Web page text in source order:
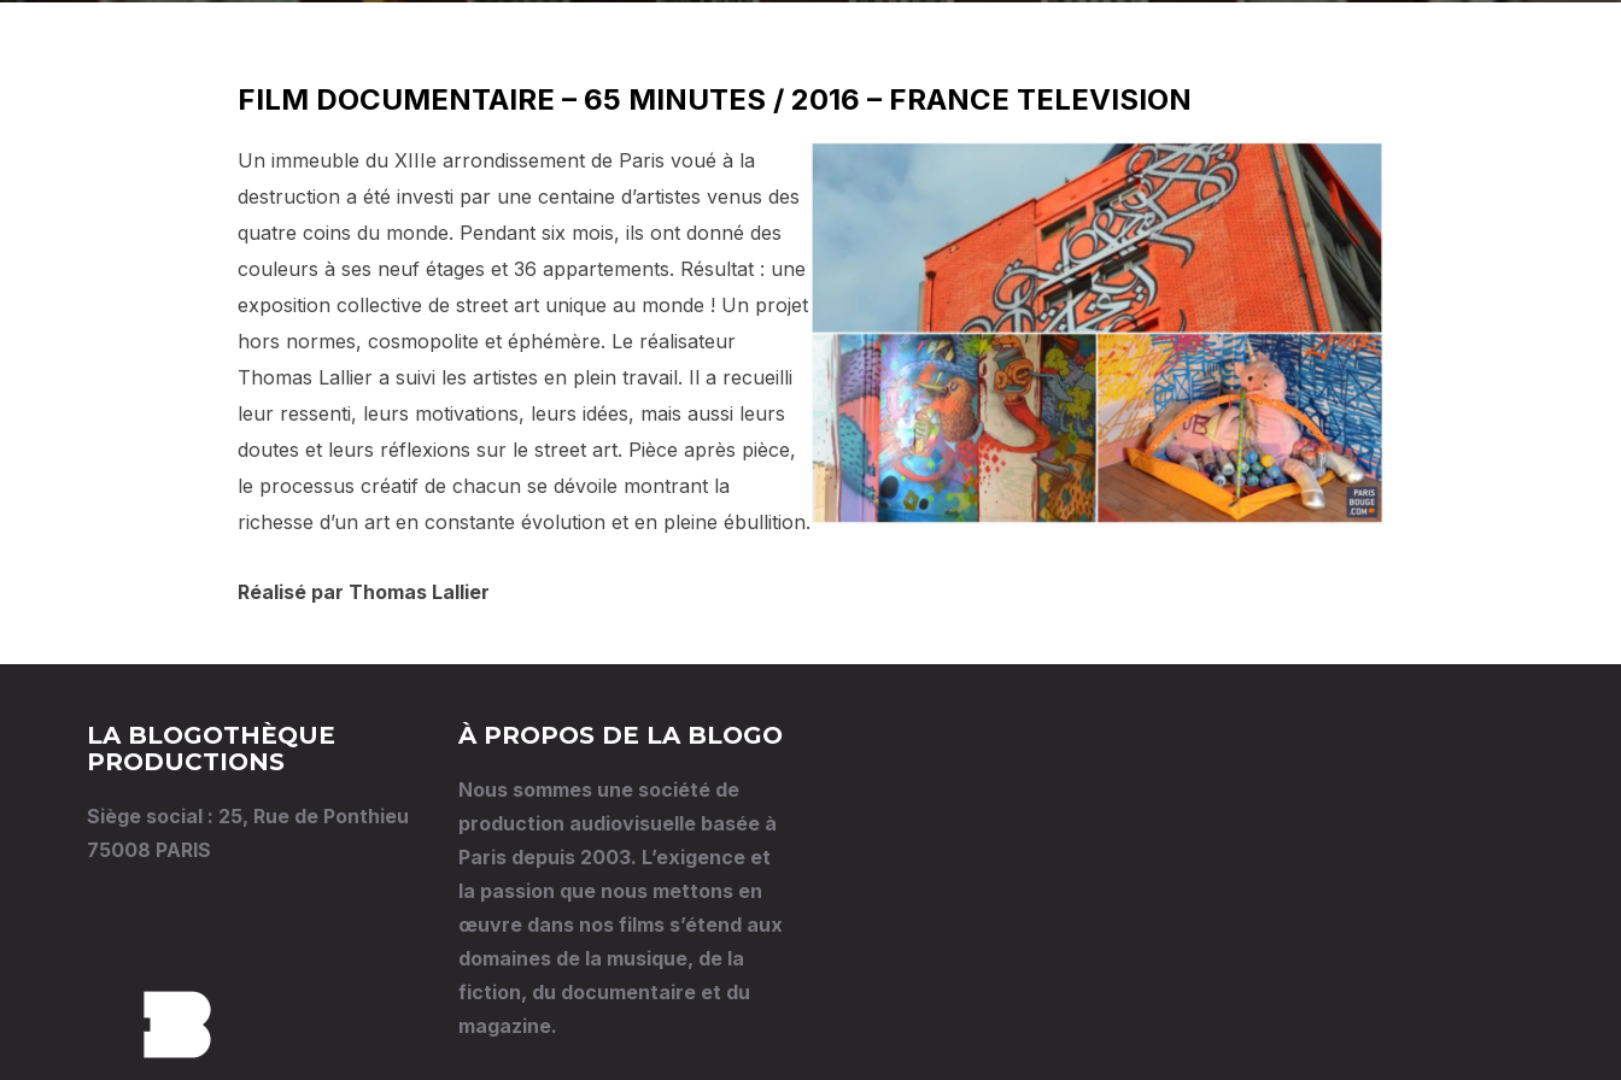
FILM DOCUMENTAIRE – 65 MINUTES / 2016 – FRANCE TELEVISION
Un immeuble du XIIIe arrondissement de Paris voué à la
destruction a été investi par une centaine d’artistes venus des
quatre coins du monde. Pendant six mois, ils ont donné des
couleurs à ses neuf étages et 36 appartements. Résultat : une
exposition collective de street art unique au monde ! Un projet
hors normes, cosmopolite et éphémère. Le réalisateur
Thomas Lallier a suivi les artistes en plein travail. Il a recueilli
leur ressenti, leurs motivations, leurs idées, mais aussi leurs
doutes et leurs réflexions sur le street art. Pièce après pièce,
le processus créatif de chacun se dévoile montrant la
richesse d’un art en constante évolution et en pleine ébullition.
Réalisé par Thomas Lallier
LA BLOGOTHÈQUE
PRODUCTIONS
Siège social : 25, Rue de Ponthieu
75008 PARIS
À PROPOS DE LA BLOGO
Nous sommes une société de
production audiovisuelle basée à
Paris depuis 2003. L’exigence et
la passion que nous mettons en
œuvre dans nos films s’étend aux
domaines de la musique, de la
fiction, du documentaire et du
magazine.